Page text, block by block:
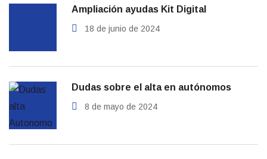
Ampliación ayudas Kit Digital
18 de junio de 2024
Dudas sobre el alta en autónomos
8 de mayo de 2024